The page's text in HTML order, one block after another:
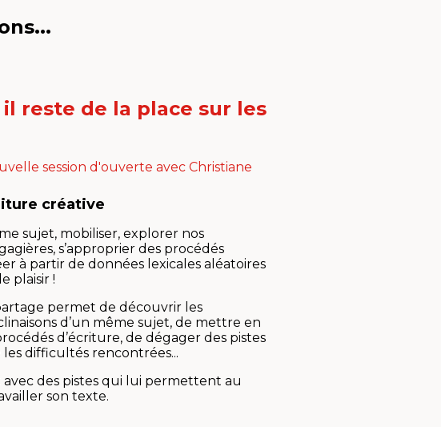
reste de la place sur les
session d'ouverte avec Christiane
créative
sujet, mobiliser, explorer nos
s’approprier des procédés
à partir de données lexicales aléatoires
plaisir !
permet de découvrir les
d’un même sujet, de mettre en
d’écriture, de dégager des pistes
difficultés rencontrées...
des pistes qui lui permettent au
son texte.